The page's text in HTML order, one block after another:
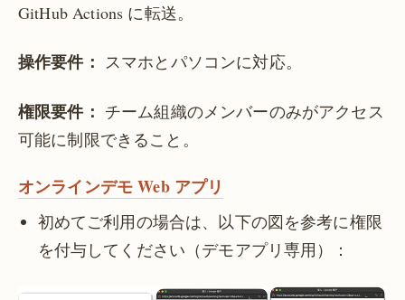
GitHub Actions に転送。
操作要件： スマホとパソコンに対応。
権限要件： チーム組織のメンバーのみがアクセス
可能に制限できること。
オンラインデモ Web アプリ
初めてご利用の場合は、以下の図を参考に権限
を付与してください（デモアプリ専用）：